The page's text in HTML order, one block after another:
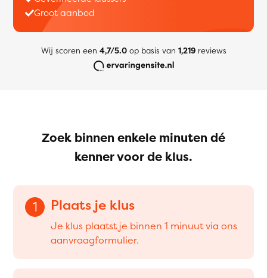
Groot aanbod
Wij scoren een 4,7/5.0op basis van 1,219reviews
Zoek binnen enkele minuten dé
kenner voor de klus.
1 Plaats je klus
Je klus plaatst je binnen 1 minuut via ons
aanvraagformulier.